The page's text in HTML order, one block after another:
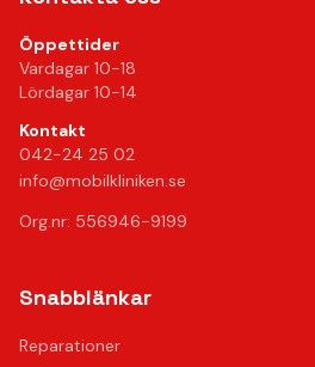
Öppettider
Vardagar 10-18
Lördagar 10-14
Kontakt
042-24 25 02
info@mobilkliniken.se
Org.nr: 556946-9199
Snabblänkar
Reparationer